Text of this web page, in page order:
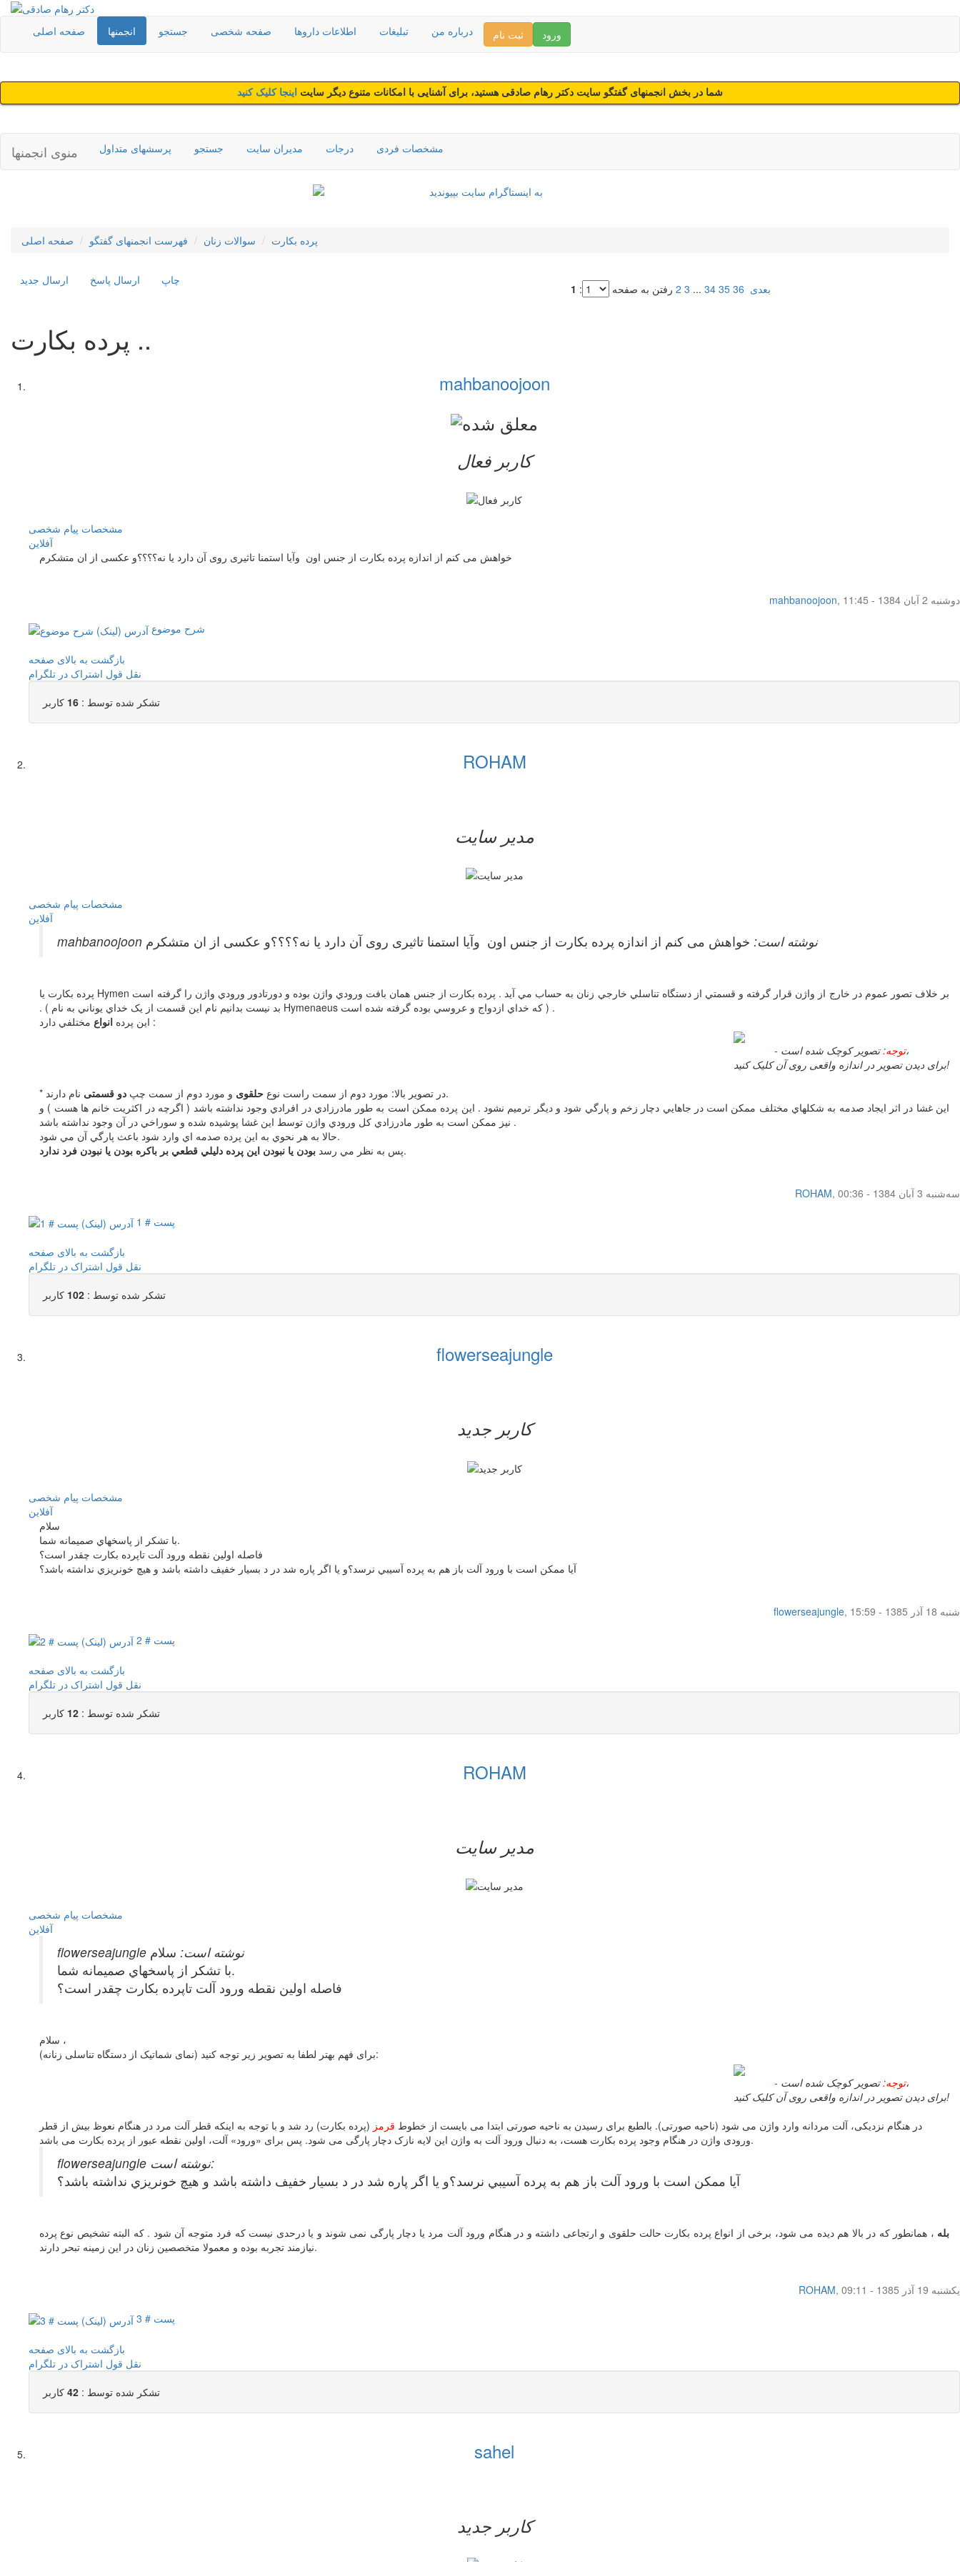
صفحه اصلی انجمنها جستجو صفحه شخصی اطلاعات داروها تبلیغات درباره من ثبت نام ورود
شما در بخش انجمنهای گفتگو سایت دکتر رهام صادقی هستید، برای آشنایی با امکانات متنوع دیگر سایت اینجا کلیک کنید
منوی انجمنها پرسشهای متداول جستجو مدیران سایت درجات مشخصات فردی
صفحه اصلی فهرست انجمنهای گفتگو سوالات زنان پرده بکارت
ارسال جديد ارسال پاسخ چاپ
رفتن به صفحه :
1 2 3 ... 34 35 36 بعدی
پرده بکارت ..
mahbanoojoon
کاربر فعال
مشخصات پیام شخصی
آفلاين
خواهش می کنم از اندازه پرده بکارت از جنس اون وآیا استمنا تاثیری روی آن دارد یا نه؟؟؟؟و عکسی از ان متشکرم
mahbanoojoon,
دوشنبه 2 آبان 1384 - 11:45
شرح موضوع
بازگشت به بالای صفحه
نقل قول اشتراک در تلگرام
تشکر شده توسط : 16 کاربر
ROHAM
مدیر سایت
مشخصات پیام شخصی
آفلاين
mahbanoojoon نوشته است: خواهش می کنم از اندازه پرده بکارت از جنس اون وآیا استمنا تاثیری روی آن دارد یا نه؟؟؟؟و عکسی از ان متشکرم
پرده بکارت يا Hymen بر خلاف تصور عموم در خارج از واژن قرار گرفته و قسمتي از دستگاه تناسلي خارجي زنان به حساب مي آيد . پرده بکارت از جنس همان بافت ورودي واژن بوده و دورتادور ورودي واژن را گرفته است
. ( بد نيست بدانيم نام اين قسمت از يک خداي يوناني به نام Hymenaeus که خداي ازدواج و عروسي بوده گرفته شده است ) .
اين پرده انواع
مختلفي دارد :
- توجه:تصویر کوچک شده است،
برای دیدن تصویر در اندازه واقعی روی آن کلیک کنید!
* در تصویر بالا: مورد دوم از سمت راست نوع حلقوی و مورد دوم از سمت چپ دو قسمتی
نام دارند.
اين غشا در اثر ايجاد صدمه به شکلهاي مختلف ممکن است در جاهايي دچار زخم و پارگي شود و ديگر ترميم نشود . اين پرده ممکن است به طور مادرزادي در افرادي وجود نداشته باشد ( اگرچه در اکثريت خانم ها هست ) و
نيز ممکن است به طور مادرزادي کل ورودي واژن توسط اين غشا پوشيده شده و سوراخي در آن وجود نداشته باشد .
حالا به هر نحوي به اين پرده صدمه اي وارد شود باعث پارگي آن مي شود.
پس به نظر مي رسد بودن يا نبودن اين پرده دليلي قطعي بر باکره بودن يا نبودن فرد ندارد .
ROHAM,
سه‌شنبه 3 آبان 1384 - 00:36
پست # 1
بازگشت به بالای صفحه
نقل قول اشتراک در تلگرام
تشکر شده توسط : 102 کاربر
flowerseajungle
کاربر جدید
مشخصات پیام شخصی
آفلاين
سلام
با تشكر از پاسخهاي صميمانه شما.
فاصله اولين نقطه ورود آلت تاپرده بكارت چقدر است؟
آيا ممكن است با ورود آلت باز هم به پرده آسيبي نرسد؟و يا اگر پاره شد در د بسيار خفيف داشته باشد و هيچ خونريزي نداشته باشد؟
flowerseajungle,
شنبه 18 آذر 1385 - 15:59
پست # 2
بازگشت به بالای صفحه
نقل قول اشتراک در تلگرام
تشکر شده توسط : 12 کاربر
ROHAM
مدیر سایت
مشخصات پیام شخصی
آفلاين
flowerseajungle نوشته است: سلام
با تشكر از پاسخهاي صميمانه شما.
فاصله اولين نقطه ورود آلت تاپرده بكارت چقدر است؟
سلام ،
برای فهم بهتر لطفا به تصویر زیر توجه کنید (نمای شماتیک از دستگاه تناسلی زنانه):
- توجه:تصویر کوچک شده است،
برای دیدن تصویر در اندازه واقعی روی آن کلیک کنید!
در هنگام نزدیکی، آلت مردانه وارد واژن می شود (ناحیه صورتی). بالطبع برای رسیدن به ناحیه صورتی ابتدا می بایست از خطوط قرمز (پرده بکارت) رد شد و با توجه به اینکه قطر آلت مرد در هنگام نعوظ بیش از قطر
ورودی واژن در هنگام وجود پرده بکارت هست، به دنبال ورود آلت به واژن این لایه نازک دچار پارگی می شود. پس برای «ورود» آلت، اولین نقطه عبور از پرده بکارت می باشد.
flowerseajungle نوشته است:
آيا ممكن است با ورود آلت باز هم به پرده آسيبي نرسد؟و يا اگر پاره شد در د بسيار خفيف داشته باشد و هيچ خونريزي نداشته باشد؟
بله ، همانطور که در بالا هم دیده می شود، برخی از انواع پرده بکارت حالت حلقوی و ارتجاعی داشته و در هنگام ورود آلت مرد یا دچار پارگی نمی شوند و یا درحدی نیست که فرد متوجه آن شود . که البته تشخیص نوع پرده
نیازمند تجربه بوده و معمولا متخصصین زنان در این زمینه تبحر دارند.
ROHAM,
یکشنبه 19 آذر 1385 - 09:11
پست # 3
بازگشت به بالای صفحه
نقل قول اشتراک در تلگرام
تشکر شده توسط : 42 کاربر
sahel
کاربر جدید